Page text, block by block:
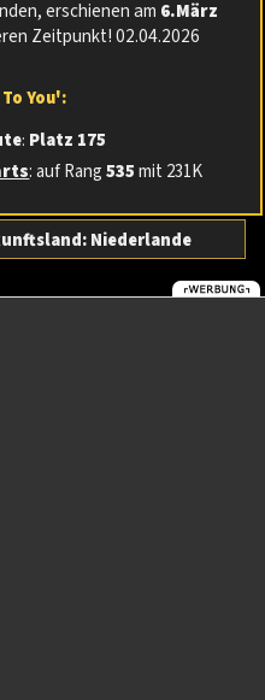
erschienen am 6.März
Zeitpunkt! 02.04.2026
You':
: Platz 175
: auf Rang535mit 231K
Niederlande